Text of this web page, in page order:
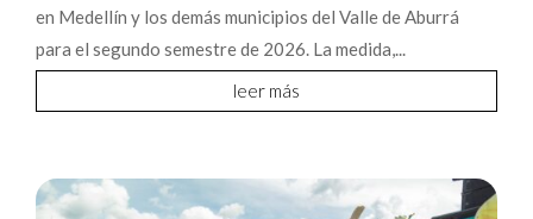
en Medellín y los demás municipios del Valle de Aburrá
para el segundo semestre de 2026. La medida,...
leer más